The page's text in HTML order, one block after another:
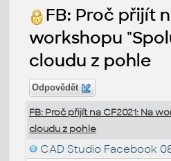
FB: Proč přijít
workshopu
cloudu z pohle
Odpovědět
FB: Proč přijít na CF2021: Na
cloudu z pohle
CAD Studio Facebook